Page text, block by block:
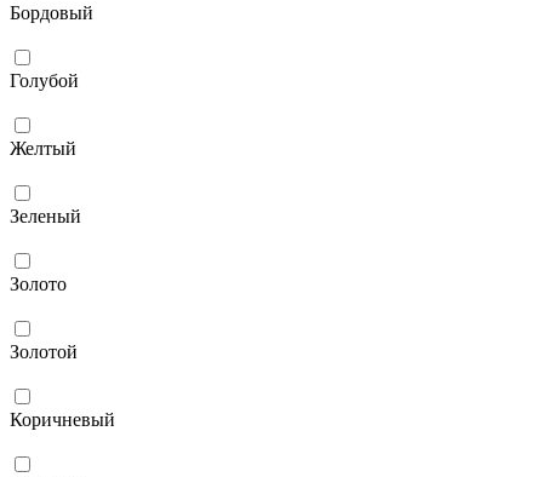
Бордовый
Голубой
Желтый
Зеленый
Золото
Золотой
Коричневый